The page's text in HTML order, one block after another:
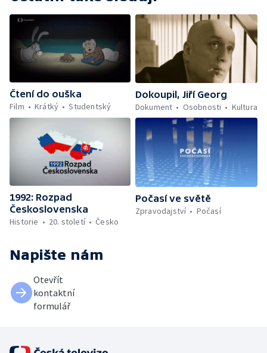
Čtení do ouška
Film
Krátký Studentský
Dokoupil, Jiří Georg
Dokument
Osobnosti Kultura
1992: Rozpad
Československa
Historie
20. století Česko
Počasí ve světě
Zpravodajství
Počasí
Napište nám
Otevřít
kontaktní
formulář